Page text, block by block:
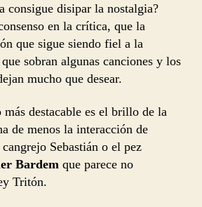
consigue disipar la nostalgia?
en la crítica, que la
que sigue siendo fiel a la
sobran algunas canciones y los
mucho que desear.
destacable es el brillo de la
de menos la interacción de
Sebastián o el pez
Bardem que parece no
Tritón.